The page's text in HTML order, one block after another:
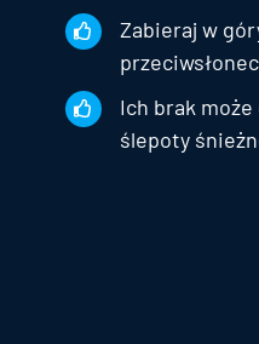
Zabieraj w
Ich brak
ślepoty